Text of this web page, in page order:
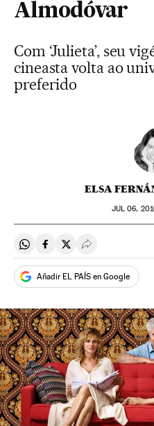
Almodóvar
Com ‘Julieta’, seu
cineasta volta ao
preferido
ELSA
JUL 06,
Compartir en Whatsapp
Compartir en Facebook
Compartir en
Desplegar
Añadir EL PAÍS en Google